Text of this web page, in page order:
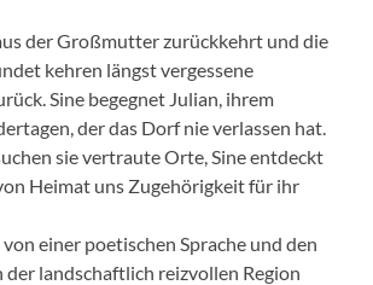
der Großmutter zurückkehrt und die
kehren längst vergessene
Sine begegnet Julian, ihrem
der das Dorf nie verlassen hat.
sie vertraute Orte, Sine entdeckt
Heimat uns Zugehörigkeit für ihr
einer poetischen Sprache und den
der landschaftlich reizvollen Region